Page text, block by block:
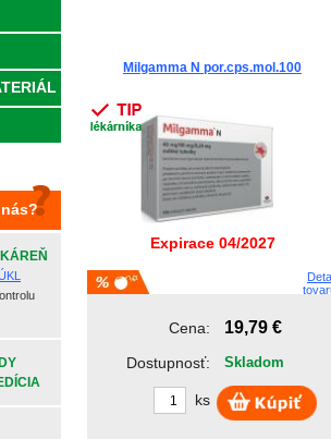
Milgamma N por.cps.mol.100
Expirace 04/2027
Cena: 19,79 €
Dostupnosť: Skladom
ks